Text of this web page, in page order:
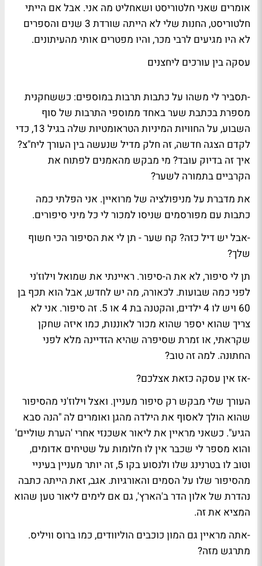
אומרים שאני חלטוריסט ושאחליט מה אני. אבל אם הייתי
חלטוריסט, החנות שלי לא הייתה שורדת 3 שנים והספרים
לא היו מגיעים לרבי מכר, והיו מפטרים אותי מהעיתונים.
עסקה בין עורכים ליחצנים
-תסביר לי משהו על כתבות תרבות במוספים: כששחקנית
מספרת בכתבת שער באחד ממוספי התרבות של סוף
השבוע, על החוויות המיניות הטראומטיות שלה בגיל 13, כדי
לקדם הצגה חדשה, זה חלק מדיל שנעשה בין העורך ליח"צ?
איך זה בדיוק עובד? מי מבקש מהאמנים לפתוח את
הקרביים בתמורה לשער?
את מדברת על מניפולציה של מרואיין. אני הפלתי כמה
כתבות עם מפורסמים שניסו למכור לי כל מיני סיפורים.
-אבל יש דיל כזה? קח שער - תן לי את הסיפור הכי חשוף
שלך?
תן לי סיפור, לא את ה-סיפור. ראיינתי את שמואל וילוז'ני
לפני כמה שבועות. לכאורה, מה יש לחדש, אבל הוא תכף בן
60 ויש לו 4 ילדים, והקטנה בת 4 או 5. זה סיפור. אני לא
צריך שהוא יספר שהוא מכור לאוננות, כמו איזה שחקן
שקראתי, או זמרת שסיפרה שהיא הזדיינה מלא לפני
החתונה. למה זה טוב?
-אז אין עסקה כזאת אצלכם?
העורך שלי מבקש רק סיפור מעניין. ואצל וילוז'ני מהסיפור
שהוא הולך לאסוף את הילדה מהגן ואומרים לה "הנה סבא
הגיע". כשאני מראיין את ליאור אשכנזי אחרי 'הערת שוליים'
והוא מספר לי שכבר אין לו חלומות על שטיחים אדומים,
וטוב לו בטרנינג שלו ולנסוע בקו 5, זה יותר מעניין בעיניי
מהסיפור שלו על הסמים והאורגיות. אגב, זאת הייתה כתבה
נהדרת של אלון הדר ב'הארץ', גם אם לימים ליאור טען שהוא
המציא את זה.
-אתה מראיין גם המון כוכבים הוליוודים, כמו ברוס וויליס.
מתרגש מזה?